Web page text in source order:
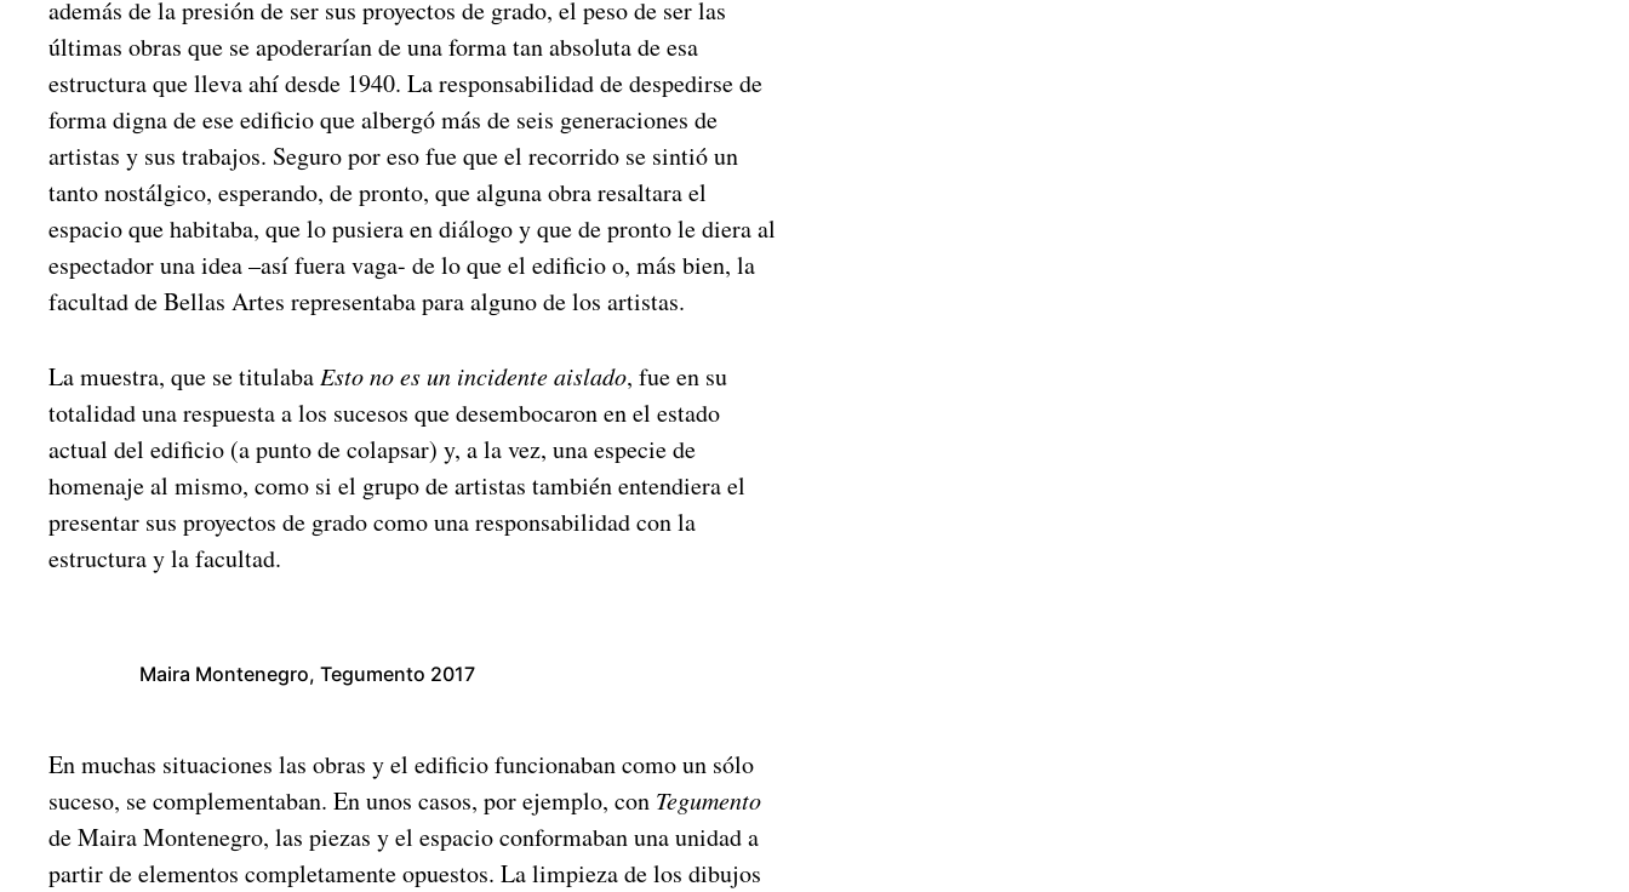
además de la presión de ser sus proyectos de grado, el peso de ser las
últimas obras que se apoderarían de una forma tan absoluta de esa
estructura que lleva ahí desde 1940. La responsabilidad de despedirse de
forma digna de ese edificio que albergó más de seis generaciones de
artistas y sus trabajos. Seguro por eso fue que el recorrido se sintió un
tanto nostálgico, esperando, de pronto, que alguna obra resaltara el
espacio que habitaba, que lo pusiera en diálogo y que de pronto le diera al
espectador una idea –así fuera vaga- de lo que el edificio o, más bien, la
facultad de Bellas Artes representaba para alguno de los artistas.
La muestra, que se titulabaEsto no es un incidente aislado, fue en su
totalidad una respuesta a los sucesos que desembocaron en el estado
actual del edificio (a punto de colapsar) y, a la vez, una especie de
homenaje al mismo, como si el grupo de artistas también entendiera el
presentar sus proyectos de grado como una responsabilidad con la
estructura y la facultad.
Maira Montenegro, Tegumento 2017
En muchas situaciones las obras y el edificio funcionaban como un sólo
suceso, se complementaban. En unos casos, por ejemplo, con Tegumento
de Maira Montenegro, las piezas y el espacio conformaban una unidad a
partir de elementos completamente opuestos. La limpieza de los dibujos